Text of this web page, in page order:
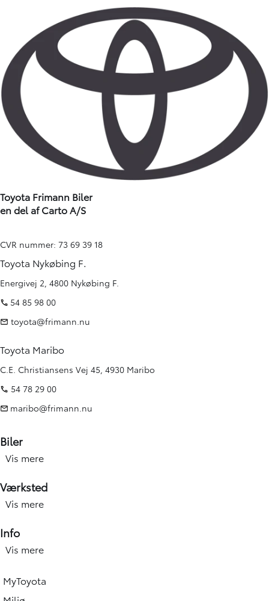
Toyota Frimann Biler
en del af Carto A/S
CVR nummer: 73 69 39 18
Toyota Nykøbing F.
Energivej 2, 4800 Nykøbing F.
54 85 98 00
toyota@frimann.nu
Toyota Maribo
C.E. Christiansens Vej 45, 4930 Maribo
54 78 29 00
maribo@frimann.nu
Biler
Nye biler
Brugte biler
Kampagner
Erhverv
Book prøvetur
Beregn salgspris på din bil
Toyota Approved Used
Vis mere
Værksted
Værksted forside
Service
Hjulskift & dæk
Skadecenter & smart Repair
Vis mere
Info
Åbningstid
Toyota Vejhjælp
Vis mere
MyToyota